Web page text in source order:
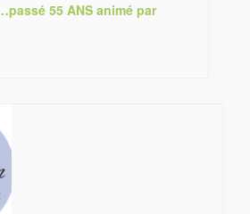
55 ANS animé par